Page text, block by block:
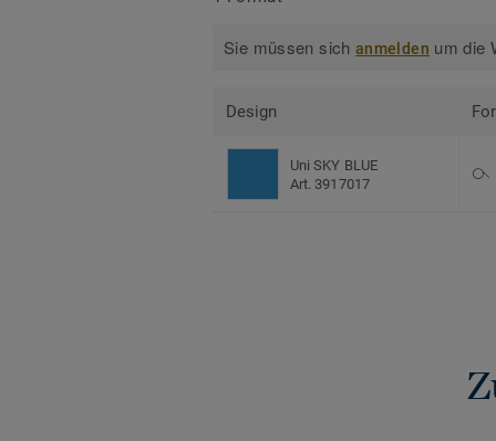
Sie müssen sichanmelden um die
Design
Uni SKY BLUE
Art. 3917017